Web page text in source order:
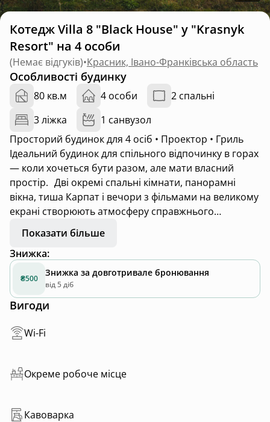
Котедж Villa 8 "Black House" у "Krasnyk
Resort" на 4 особи
(Немає відгуків)•Красник, Івано-Франківська область
Особливості будинку
80 кв.м 4 особи
2 спальні
3 ліжка
1 санвузол
Просторий будинок для 4 осіб • Проектор • Гриль
Ідеальний будинок для спільного відпочинку в горах
— коли хочеться бути разом, але мати власний
простір. Дві окремі спальні кімнати, панорамні
вікна, тиша Карпат і вечори з фільмами на великому
екрані створюють атмосферу справжнього
* 2 окремі спальні кімнати — комфорт для двох пар
або сім’ї
* Гриль-зона на терасі — вечері просто неба
* Сніданки включені у вартість
* Чан-джакузі на території комплексу (за додаткову
плату)
Показати більше
Знижка:
₴500
Знижка за довготривале бронювання
від 5 діб
Вигоди
Wi-Fi
Окреме робоче місце
Кавоварка